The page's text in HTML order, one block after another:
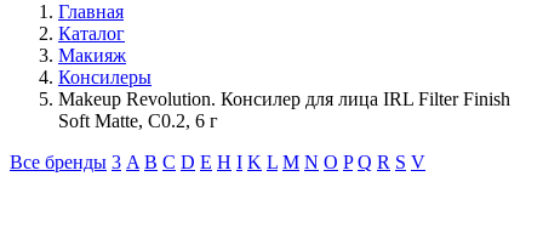
Главная
Каталог
Макияж
Консилеры
Makeup Revolution. Консилер для лица IRL Filter Finish
Soft Matte, C0.2, 6 г
Все бренды 3 A B C D E H I K L M N O P Q R S V